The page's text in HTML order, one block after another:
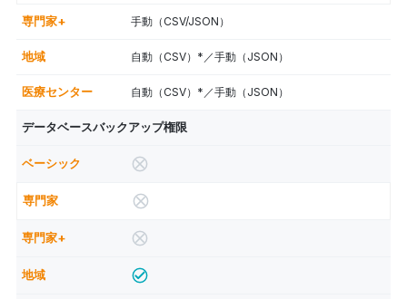
手動（CSV/JSON）
自動（CSV）*／手動（JSON）
自動（CSV）*／手動（JSON）
データベースバックアップ権限